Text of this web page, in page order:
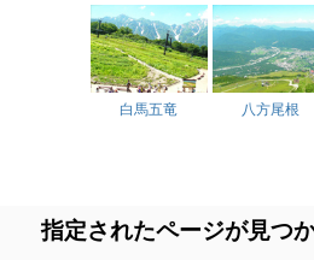
白馬五竜 八方尾根